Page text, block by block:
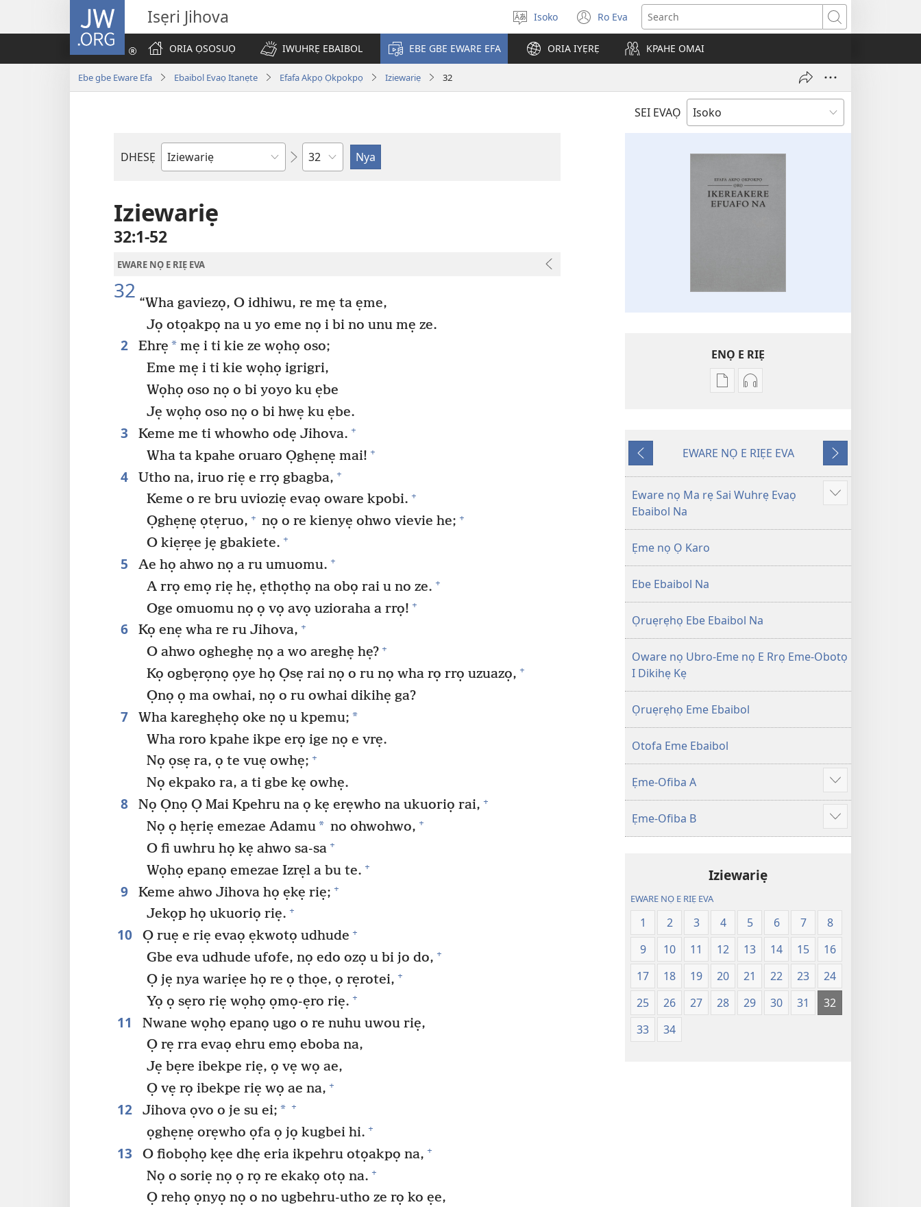
JW.ORG Isẹri Jihova
Salọ
ẹvẹrẹ
Isoko Ro Eva
(opens
new
window)
Search
ORIA ỌSOSUỌ
IWUHRẸ EBAIBOL EBE GBE EWARE EFA ORIA IYẸRẸ KPAHE OMAI
Ebe gbe Eware Efa Ebaibol Evaọ Itanẹte Efafa Akpọ Ọkpokpọ Iziewariẹ 32
SEI EVAỌ
DHESẸ
Ebe
Uzou
Iziewariẹ
32:1-52
EWARE NỌ E RIẸ EVA
32
“Wha gaviezọ, O idhiwu, re mẹ ta ẹme,
Jọ otọakpọ na u yo eme nọ i bi no unu mẹ ze.
2 Ehrẹ *mẹ i ti kie ze wọhọ oso;
Eme mẹ i ti kie wọhọ igrigri,
Wọhọ oso nọ o bi yoyo ku ẹbe
Jẹ wọhọ oso nọ o bi hwẹ ku ẹbe.
3 Keme me ti whowho odẹ Jihova. +
Wha ta kpahe oruaro Ọghẹnẹ mai! +
4 Utho na, iruo riẹ e rrọ gbagba, +
Keme o re bru uvioziẹ evaọ oware kpobi. +
Ọghẹnẹ ọtẹruo, + nọ o re kienyẹ ohwo vievie he; +
O kiẹrẹe jẹ gbakiete. +
5 Ae họ ahwo nọ a ru umuomu. +
A rrọ emọ riẹ hẹ, ẹthọthọ na obọ rai u no ze. +
Oge omuomu nọ ọ vọ avọ uzioraha a rrọ! +
6 Kọ enẹ wha re ru Jihova, +
O ahwo ogheghẹ nọ a wo areghẹ hẹ? +
Kọ ogbẹrọnọ ọye họ Ọsẹ rai nọ o ru nọ wha rọ rrọ uzuazọ, +
Ọnọ ọ ma owhai, nọ o ru owhai dikihẹ ga?
7 Wha kareghẹhọ oke nọ u kpemu; *
Wha roro kpahe ikpe erọ ige nọ e vrẹ.
Nọ ọsẹ ra, ọ te vuẹ owhẹ; +
Nọ ekpako ra, a ti gbe kẹ owhẹ.
8 Nọ Ọnọ Ọ Mai Kpehru na ọ kẹ erẹwho na ukuoriọ rai, +
Nọ ọ hẹriẹ emezae Adamu* no ohwohwo, +
O fi uwhru họ kẹ ahwo sa-sa +
Wọhọ epanọ emezae Izrẹl a bu te. +
9 Keme ahwo Jihova họ ẹkẹ riẹ; +
Jekọp họ ukuoriọ riẹ. +
10 Ọ ruẹ e riẹ evaọ ẹkwotọ udhude +
Gbe eva udhude ufofe, nọ edo ozọ u bi jo do, +
Ọ jẹ nya wariẹe họ re ọ thọe, ọ rẹrotei, +
Yọ ọ sẹro riẹ wọhọ ọmọ-ẹro riẹ. +
11
Nwane wọhọ epanọ ugo o re nuhu uwou riẹ,
Ọ rẹ rra evaọ ehru emọ eboba na,
Jẹ bẹre ibekpe riẹ, ọ vẹ wọ ae,
Ọ vẹ rọ ibekpe riẹ wọ ae na, +
12 Jihova ọvo o je su ei; * +
ọghẹnẹ orẹwho ọfa ọ jọ kugbei hi. +
13 O fiobọhọ kẹe dhẹ eria ikpehru otọakpọ na, +
Nọ o soriẹ nọ ọ rọ re ekakọ otọ na. +
Ọ rehọ ọnyọ nọ o no ugbehru-utho ze rọ ko ẹe,
ENỌ E RIẸ
Oghẹrẹ
nọ
rẹ
sae
Ọkpokpọ
Ikereakere
Efuafo
Na
(Onọ
evaọ
Oghẹrẹ
danlodu
Akpọ
Ọkpokpọ
Na
a
wariẹ
fa
evaọ
2013)
Onọ
U
Kpemu
EWARE NỌ E RIẸE EVA
Onọ
O
Kẹle
Eware nọ Ma rẹ Sai Wuhrẹ Evaọ
Ebaibol Na
Show
Ẹme nọ Ọ Karo
Ebe Ebaibol Na
Ọruẹrẹhọ Ebe Ebaibol Na
Oware nọ Ubro-Eme nọ E Rrọ Eme-Obotọ
I Dikihẹ Kẹ
Ọruẹrẹhọ Eme Ebaibol
Otofa Eme Ebaibol
Ẹme-Ofiba A
Show
more
Ẹme-Ofiba B
Show
more
Iziewariẹ
EWARE NỌ E RIẸ EVA
1 2 3 4 5 6 7
8
9
10 11 12 13 14 15
16
17
18 19 20 21 22 23
24
25
26 27 28 29 30 31
32
33
34